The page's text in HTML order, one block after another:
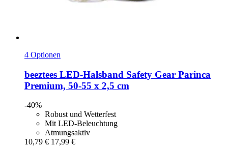
4 Optionen
beeztees LED-​Halsband Safety Gear Parinca
Premium, 50-​55 x 2,5 cm
-40%
Robust und Wetterfest
Mit LED-Beleuchtung
Atmungsaktiv
10,79 € 17,99 €